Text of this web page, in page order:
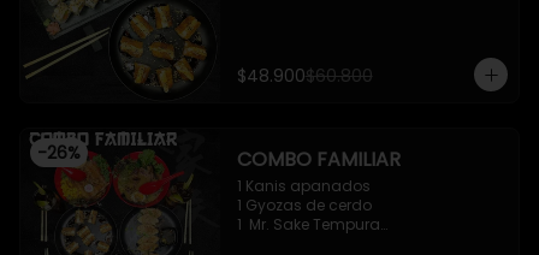
$48.900$60.800
-26% COMBO FAMILIAR
1 Kanis apanados
1 Gyozas de cerdo
1  Mr. Sake Tempura